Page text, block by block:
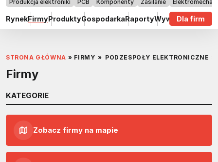
Produkcja elektroniki PCB Komponenty Zasilanie
RynekFirmyProduktyGospodarkaRaportyWywiadyDla firm
STRONA GŁÓWNA » FIRMY » PODZESPOŁY ELEKTRONICZNE »
Firmy
KATEGORIE
Zobacz firmy na mapie